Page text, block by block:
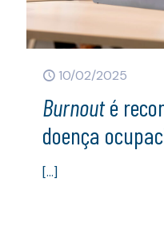
10/02/2025
Burnouté
doença
[…]